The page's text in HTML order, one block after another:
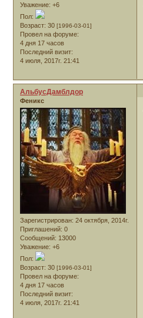
Уважение: +6
Пол:
Возраст: 30 [1996-03-01]
Провел на форуме:
4 дня 17 часов
Последний визит:
4 июля, 2017г. 21:41
АльбусДамблдор
Феникс
Зарегистрирован: 24 октября, 2014г.
Приглашений: 0
Сообщений: 13000
Уважение: +6
Пол:
Возраст: 30 [1996-03-01]
Провел на форуме:
4 дня 17 часов
Последний визит:
4 июля, 2017г. 21:41